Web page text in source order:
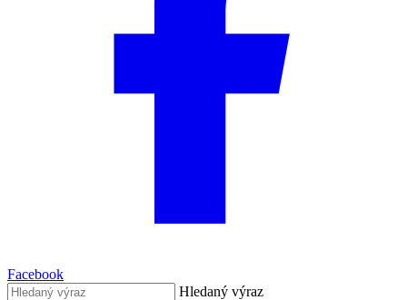
Facebook
Hledaný výraz